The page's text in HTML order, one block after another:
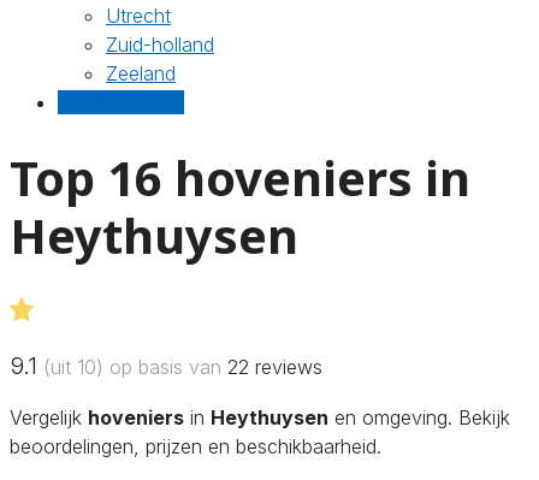
Utrecht
Zuid-holland
Zeeland
Top 16 hoveniers in
Heythuysen
9.1 (uit 10) op basis van 22 reviews
Vergelijk hoveniers in Heythuysen en omgeving. Bekijk
beoordelingen, prijzen en beschikbaarheid.